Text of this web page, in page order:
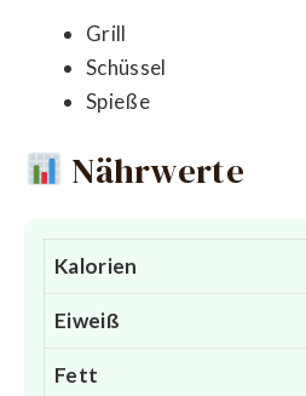
Grill
Schüssel
Spieße
Nährwerte
Kalorien
Eiweiß
Fett